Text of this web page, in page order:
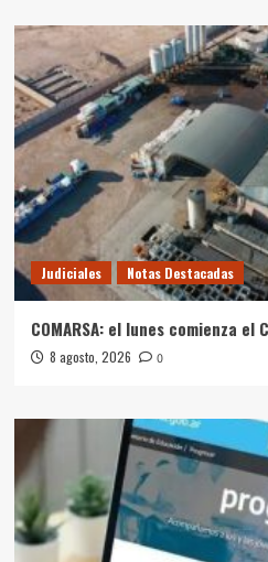
Judiciales Notas Destacadas
COMARSA: el lunes comienza
8 agosto, 2026 0